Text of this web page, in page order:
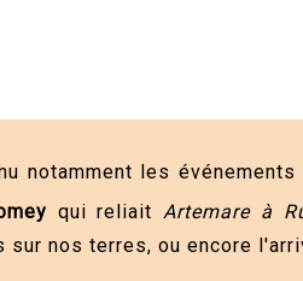
notamment les
qui reliaitArtemare à
sur nos terres, ou encore